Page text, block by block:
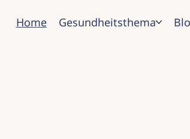
Home Gesundheitsthema